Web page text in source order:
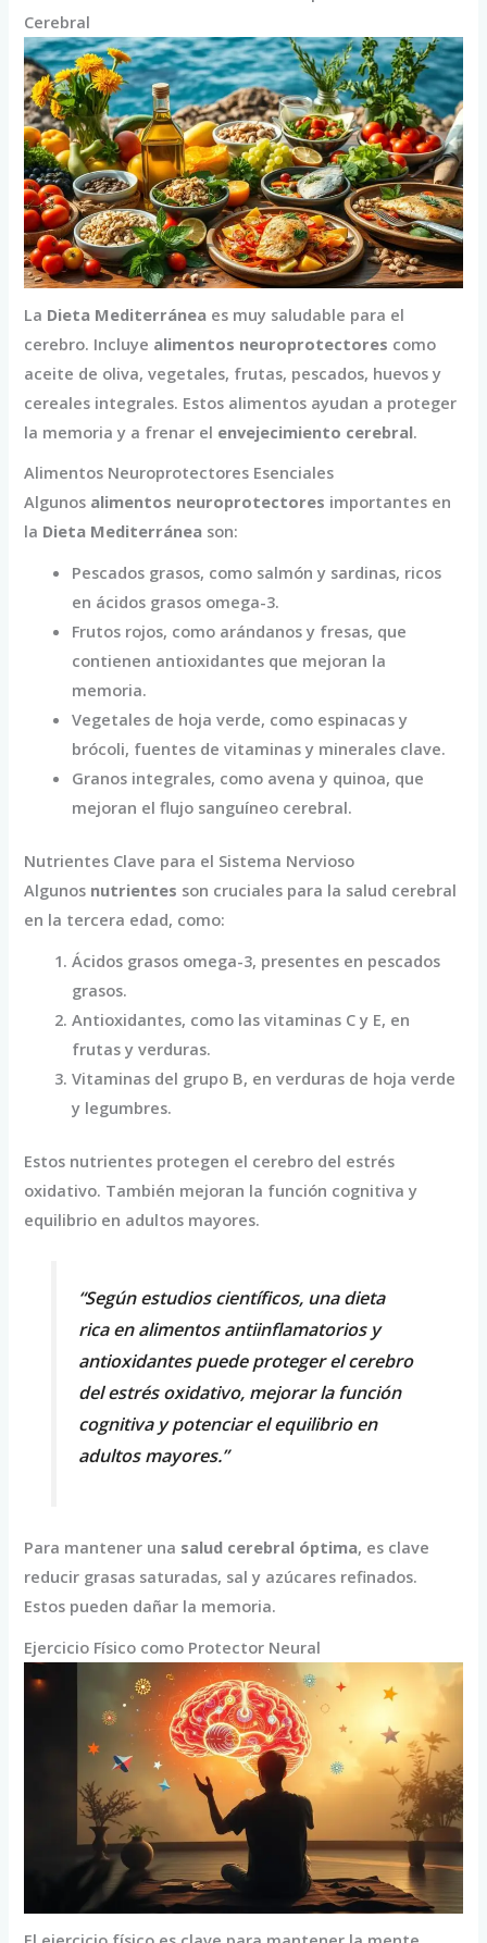
Cerebral
La Dieta Mediterránea es muy saludable para el
cerebro. Incluye alimentos neuroprotectores como
aceite de oliva, vegetales, frutas, pescados, huevos y
cereales integrales. Estos alimentos ayudan a proteger
la memoria y a frenar el envejecimiento cerebral.
Alimentos Neuroprotectores Esenciales
Algunos alimentos neuroprotectores importantes en
la Dieta Mediterránea son:
Pescados grasos, como salmón y sardinas, ricos
en ácidos grasos omega-3.
Frutos rojos, como arándanos y fresas, que
contienen antioxidantes que mejoran la
memoria.
Vegetales de hoja verde, como espinacas y
brócoli, fuentes de vitaminas y minerales clave.
Granos integrales, como avena y quinoa, que
mejoran el flujo sanguíneo cerebral.
Nutrientes Clave para el Sistema Nervioso
Algunos nutrientes son cruciales para la salud cerebral
en la tercera edad, como:
Ácidos grasos omega-3, presentes en pescados
grasos.
Antioxidantes, como las vitaminas C y E, en
frutas y verduras.
Vitaminas del grupo B, en verduras de hoja verde
y legumbres.
Estos nutrientes protegen el cerebro del estrés
oxidativo. También mejoran la función cognitiva y
equilibrio en adultos mayores.
“Según estudios científicos, una dieta
rica en alimentos antiinflamatorios y
antioxidantes puede proteger el cerebro
del estrés oxidativo, mejorar la función
cognitiva y potenciar el equilibrio en
adultos mayores.”
Para mantener una salud cerebral óptima, es clave
reducir grasas saturadas, sal y azúcares refinados.
Estos pueden dañar la memoria.
Ejercicio Físico como Protector Neural